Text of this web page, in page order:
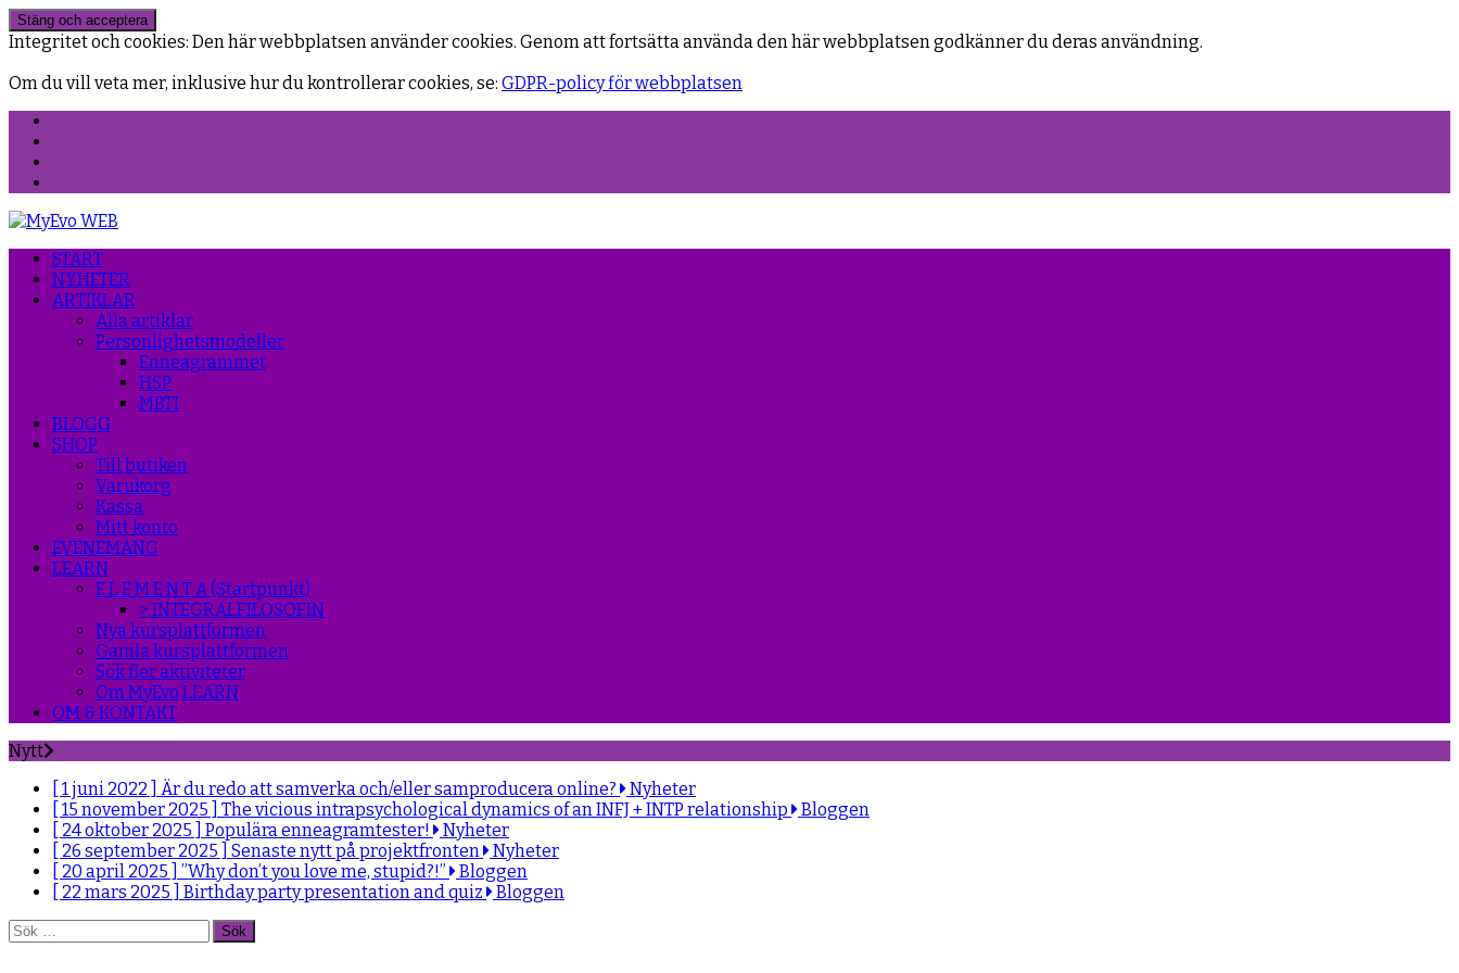
Integritet och cookies: Den här webbplatsen använder cookies. Genom att fortsätta använda den här webbplatsen godkänner du deras användning.
Om du vill veta mer, inklusive hur du kontrollerar cookies, se: GDPR-policy för webbplatsen
START
NYHETER
ARTIKLAR
Alla artiklar
Personlighetsmodeller
Enneagrammet
HSP
MBTI
BLOGG
SHOP
Till butiken
Varukorg
Kassa
Mitt konto
EVENEMANG
LEARN
E L E M E N T A (Startpunkt)
> INTEGRALFILOSOFIN
Nya kursplattformen
Gamla kursplattformen
Sök fler aktiviteter
Om MyEvo LEARN
OM & KONTAKT
Nytt
[ 1 juni 2022 ] Är du redo att samverka och/eller samproducera online?
Nyheter
[ 15 november 2025 ] The vicious intrapsychological dynamics of an INFJ + INTP relationship
Bloggen
[ 24 oktober 2025 ] Populära enneagramtester!
Nyheter
[ 26 september 2025 ] Senaste nytt på projektfronten
Nyheter
[ 20 april 2025 ] ”Why don’t you love me, stupid?!”
Bloggen
[ 22 mars 2025 ] Birthday party presentation and quiz
Bloggen
Sök
efter: